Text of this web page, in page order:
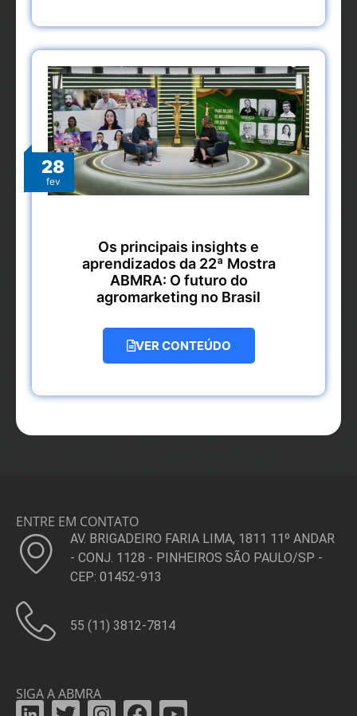
28
fev
Os principais insights e
aprendizados da 22ª Mostra
ABMRA: O futuro do
agromarketing no Brasil
VER CONTEÚDO
ENTRE EM CONTATO
AV. BRIGADEIRO FARIA LIMA, 1811 11º ANDAR
- CONJ. 1128 - PINHEIROS SÃO PAULO/SP -
CEP: 01452-913
55 (11) 3812-7814
SIGA A ABMRA